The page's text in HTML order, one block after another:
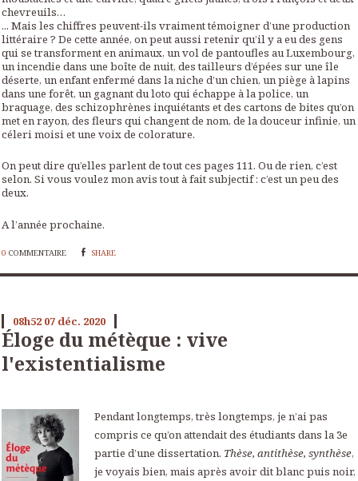
chevreuils…
... Mais les chiffres peuvent-ils vraiment témoigner d’une production
littéraire ? De cette année, on peut aussi retenir qu’il y a eu des gens
qui se transforment en animaux, un vol de pantoufles au Luxembourg,
un incendie dans une boîte de nuit, des tailleurs d’épées sur une île
déserte, un enfant enfermé dans la niche d’un chien, un piège à lapins
dans une forêt, un gagnant du loto qui échappe à la police, un
braquage, des schizophrènes inquiétants et des cartons de bites qu’on
met en rayon, des fleurs qui changent de nom, de la douceur infinie, un
céleri moisi et une voix de colorature.
On peut dire qu’elles parlent de tout ces pages 111. Ou de rien, c’est
selon. Si vous voulez mon avis tout à fait subjectif : c’est un peu des
deux.
A l’année prochaine.
0 COMMENTAIRE SHARE
08h52 07 déc. 2020
Éloge du métèque : vive
l'existentialisme
Pendant longtemps, très longtemps, je n’ai pas
compris ce qu’on attendait des étudiants dans la 3e
partie d’une dissertation. Thèse, antithèse, synthèse,
je voyais bien, mais après avoir dit blanc puis noir,